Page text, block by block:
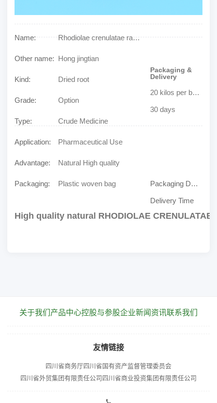
Name: Rhodiolae crenulatae radix et rhizoma
Other name: Hong jingtian
Kind: Dried root
Grade: Option
Type: Crude Medicine
Application: Pharmaceutical Use
Advantage: Natural High quality
Packaging: Plastic woven bag
Packaging &
Delivery
Packaging Details
20 kilos per bag or decided by buyer
Delivery Time
30 days
High quality natural RHODIOLAE
关于我们 产品中心控股与参股企业新闻资讯联系我们
友情链接
四川省商务厅四川省国有资产监督管理委员会
四川省外贸集团有限责任公司 四川省商业投资集团有限责任公司